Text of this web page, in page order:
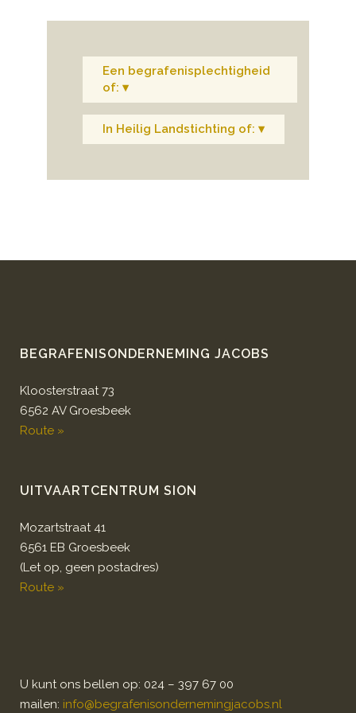
Een begrafenisplechtigheid
of: ▾
In Heilig Landstichting of: ▾
BEGRAFENISONDERNEMING JACOBS
Kloosterstraat 73
6562 AV Groesbeek
Route »
UITVAARTCENTRUM SION
Mozartstraat 41
6561 EB Groesbeek
(Let op, geen postadres)
Route »
U kunt ons bellen op: 024 – 397 67 00
mailen: info@begrafenisondernemingjacobs.nl